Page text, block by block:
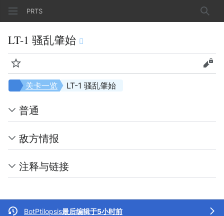
PRTS 搜索
LT-1 骚乱肇始
监视 查看
LT-1 骚乱肇始
关卡一览
普通
敌方情报
注释与链接
BotPtilopsis最后编辑于5小时前